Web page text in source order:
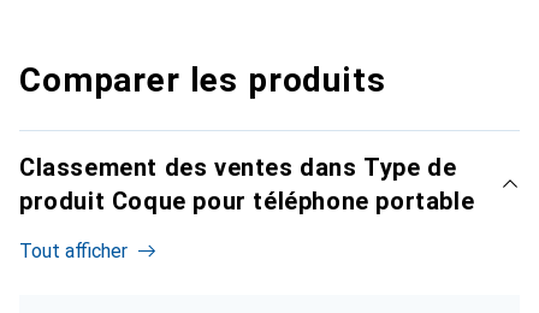
Comparer les produits
Classement des ventes dans Type de
produit Coque pour téléphone portable
Tout afficher